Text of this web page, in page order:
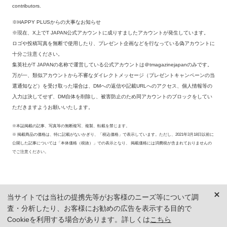
contributors.
※HAPPY PLUSからの大事なお知らせ
※現在、X上でT JAPAN公式アカウントに成りすましたアカウントが発生しています。
ロゴや投稿写真を無断で使用したり、プレゼント企画などを行なっている偽アカウントに
十分ご注意ください。
集英社がT JAPANの名称で運営している公式アカウントは＠tmagazinejapanのみです。
万が一、類似アカウントから不審なダイレクトメッセージ（プレゼントキャンペーンの当
選通知など）を受け取った場合は、DMへの返信や記載URLへのアクセス、個人情報等の
入力は決してせず、DM自体を削除し、被害防止のため同アカウントのブロックをしてい
ただきますようお願いいたします。
※本誌掲載の記事、写真等の無断複写、複製、転載を禁じます。
※ 掲載商品の価格は、特に記載がないかぎり、「税込価格」で表示しています。ただし、2021年3月18日以前に
公開した記事については「本体価格（税抜）」での表示となり、 掲載価格には消費税が含まれておりませんの
でご注意ください。
当サイトでは当社の提携先等がお客様のニーズ等について調
査・分析したり、お客様にお勧めの広告を表示する目的で
Cookieを利用する場合があります。詳しくはこちら